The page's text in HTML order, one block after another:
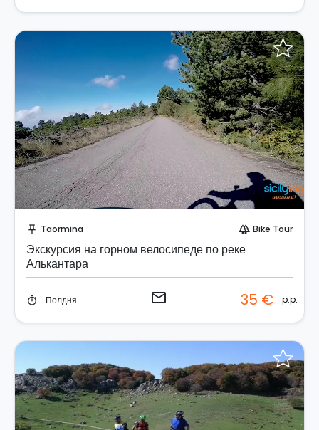
push_pin Taormina forest Bike Tour
Экскурсия на горном велосипеде по реке
Алькантара
timer Полдня email 35 € p.p.